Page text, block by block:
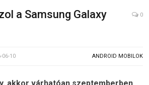
a Samsung Galaxy
0
06-10 ANDROID MOBILOK